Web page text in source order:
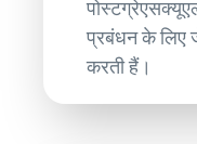
प्रबंधन के लिए
करती हैं।